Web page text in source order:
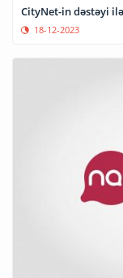
CityNet-in dəstəyi
18-12-2023